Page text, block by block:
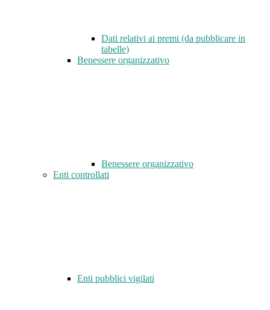
Dati relativi ai premi (da pubblicare in
tabelle)
Benessere organizzativo
Benessere organizzativo
Enti controllati
Enti pubblici vigilati